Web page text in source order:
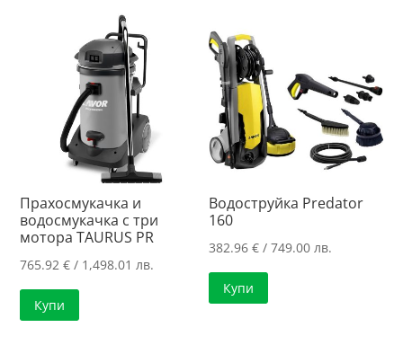
Прахосмукачка и
водосмукачка с три
мотора TAURUS PR
765.92€ / 1,498.01 лв.
Купи
Водоструйка Predator
160
382.96€ / 749.00 лв.
Купи